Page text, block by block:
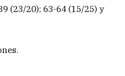
(23/20); 63-64 (15/25) y